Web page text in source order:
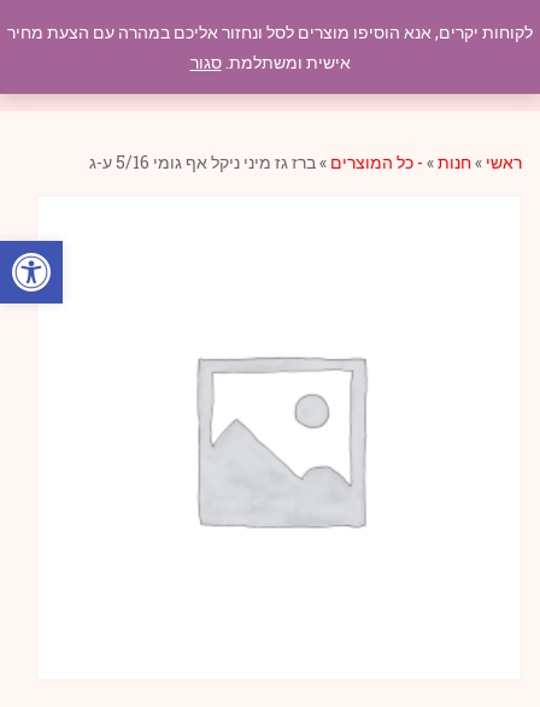
פתח
ראשי »חנות» - כל המוצרים » ברז גז מיני ניקל אף גומי 5/16 ע-ג
לקוחות יקרים, אנא הוסיפו מוצרים לסל ונחזור אליכם במהרה עם הצעת מחיר
אישית ומשתלמת.סגור